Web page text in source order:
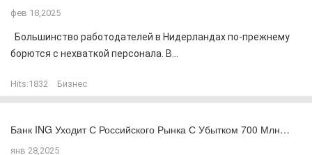
фев 18,2025
Большинство работодателей в Нидерландах по-прежнему
борются с нехваткой персонала. В...
Hits:1832 Бизнес
Банк ING Уходит С Российского Рынка С Убытком 700 Млн…
янв 28,2025